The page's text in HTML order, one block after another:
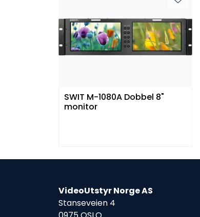
SWIT M-1080A Dobbel 8"
monitor
VideoUtstyr Norge AS
Stanseveien 4